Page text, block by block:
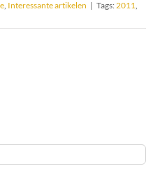
, Interessante artikelen | Tags:2011,